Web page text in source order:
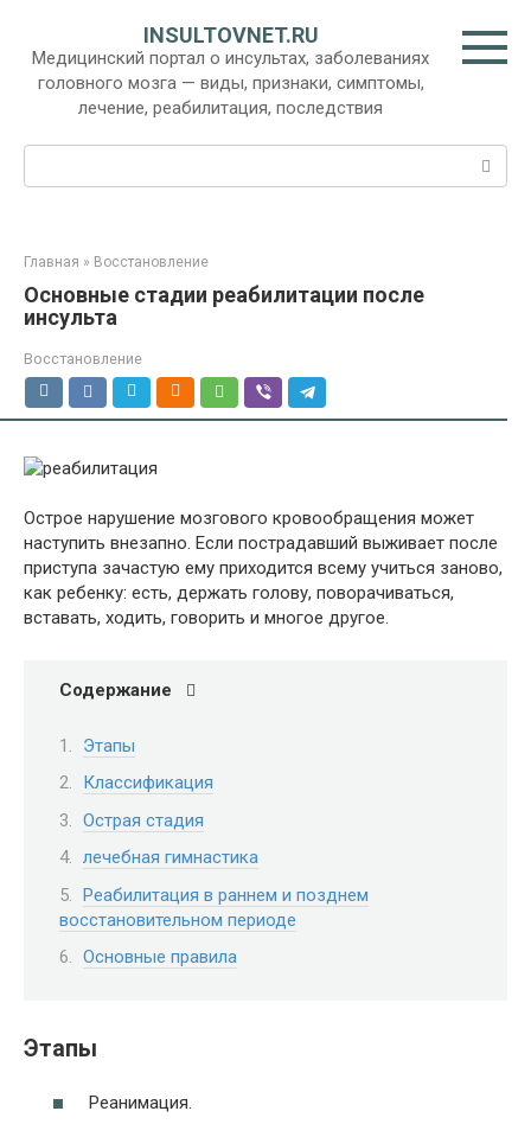
контенту
INSULTOVNET.RU
Медицинский портал о инсультах, заболеваниях
головного мозга — виды, признаки, симптомы,
лечение, реабилитация, последствия
Главная » Восстановление
Основные стадии реабилитации после
инсульта
Восстановление
Острое нарушение мозгового кровообращения может
наступить внезапно. Если пострадавший выживает после
приступа зачастую ему приходится всему учиться заново,
как ребенку: есть, держать голову, поворачиваться,
вставать, ходить, говорить и многое другое.
Содержание
Этапы
Классификация
Острая стадия
лечебная гимнастика
Реабилитация в раннем и позднем
восстановительном периоде
Основные правила
Этапы
Реанимация.